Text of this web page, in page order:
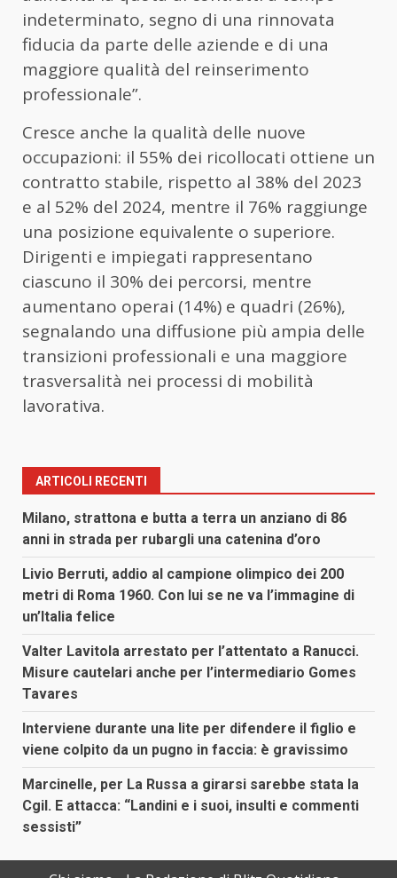
indeterminato, segno di una rinnovata
fiducia da parte delle aziende e di una
maggiore qualità del reinserimento
professionale”.
Cresce anche la qualità delle nuove
occupazioni: il 55% dei ricollocati ottiene un
contratto stabile, rispetto al 38% del 2023
e al 52% del 2024, mentre il 76% raggiunge
una posizione equivalente o superiore.
Dirigenti e impiegati rappresentano
ciascuno il 30% dei percorsi, mentre
aumentano operai (14%) e quadri (26%),
segnalando una diffusione più ampia delle
transizioni professionali e una maggiore
trasversalità nei processi di mobilità
lavorativa.
ARTICOLI RECENTI
Milano, strattona e butta a terra un anziano di 86
anni in strada per rubargli una catenina d’oro
Livio Berruti, addio al campione olimpico dei 200
metri di Roma 1960. Con lui se ne va l’immagine di
un’Italia felice
Valter Lavitola arrestato per l’attentato a Ranucci.
Misure cautelari anche per l’intermediario Gomes
Tavares
Interviene durante una lite per difendere il figlio e
viene colpito da un pugno in faccia: è gravissimo
Marcinelle, per La Russa a girarsi sarebbe stata la
Cgil. E attacca: “Landini e i suoi, insulti e commenti
sessisti”